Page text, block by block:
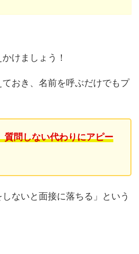
けましょう！
おき、名前を呼ぶだけでもプ
質問しない代わりにアピー
ないと面接に落ちる」という